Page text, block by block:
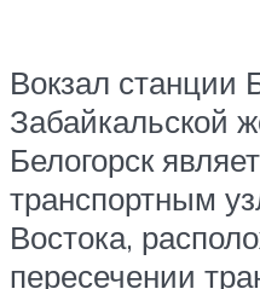
Вокзал станции
Забайкальской
Белогорск
транспортным
Востока,
пересечении